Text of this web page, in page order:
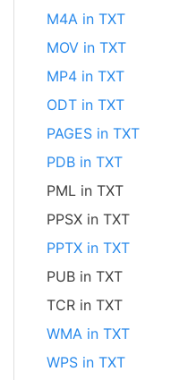
M4A in TXT
MOV in TXT
MP4 in TXT
ODT in TXT
PAGES in TXT
PDB in TXT
PML in TXT
PPSX in TXT
PPTX in TXT
PUB in TXT
TCR in TXT
WMA in TXT
WPS in TXT